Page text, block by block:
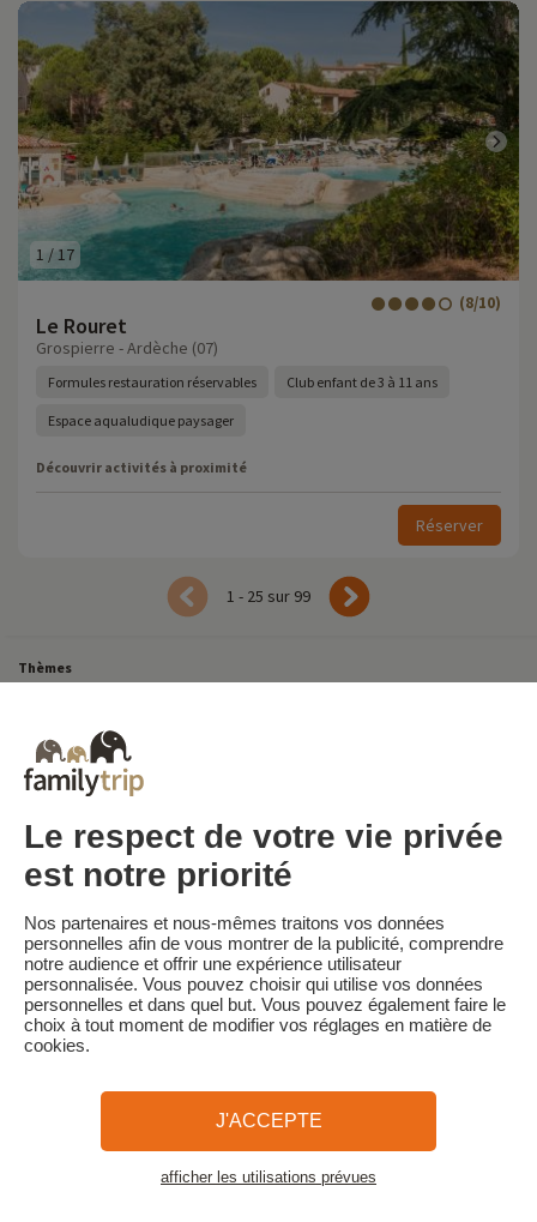
Voir la carte
1 /17
Le Rouret
(8/10)
Grospierre - Ardèche (07)
Formules restauration réservables Club enfant de 3 à 11 ans
Espace aqualudique paysager
Découvrir activités à proximité
Réserver
1 - 25 sur 99
Thèmes
Court séjour de dernière minute
Court séjour Insolite
Destinations
Vacances au Ski en France
Familytrip
Qui sommes-nous?
CGV et Charte de Confidentialité
La Presse parle de nous
Partenaires FAQ Blog Plan du site
Paiement sécurisé Réalisé par Sooyoos
Besoin d’aide ? 09 72 26 99 33
Le respect de votre vie privée
est notre priorité
Nos partenaires et nous-mêmes traitons vos données
personnelles afin de vous montrer de la publicité, comprendre
notre audience et offrir une expérience utilisateur
personnalisée. Vous pouvez choisir qui utilise vos données
personnelles et dans quel but. Vous pouvez également faire le
choix à tout moment de modifier vos réglages en matière de
cookies.
J'ACCEPTE
afficher les utilisations prévues